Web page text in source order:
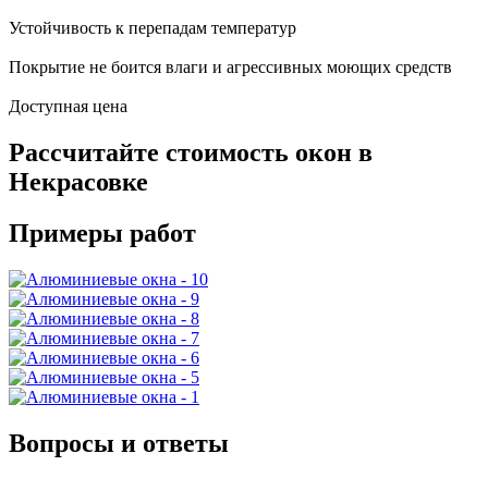
Устойчивость к перепадам температур
Покрытие не боится влаги и агрессивных моющих средств
Доступная цена
Расcчитайте стоимость окон в
Некрасовке
Примеры работ
Вопросы и ответы